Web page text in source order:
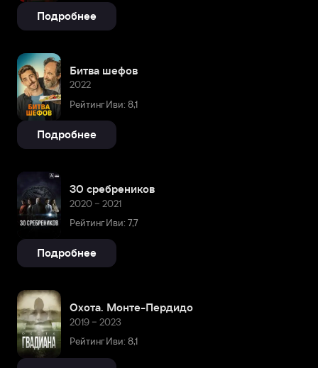
Подробнее
Битва шефов
2022
Рейтинг Иви: 8,1
Подробнее
30 сребреников
2020 – 2021
Рейтинг Иви: 7,7
Подробнее
Охота. Монте-Пердидо
2019 – 2023
Рейтинг Иви: 8,1